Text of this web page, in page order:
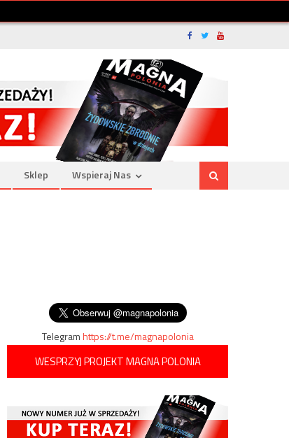
Sklep Wspieraj Nas
Telegramhttps://t.me/magnapolonia
WESPRZYJ PROJEKT MAGNA POLONIA